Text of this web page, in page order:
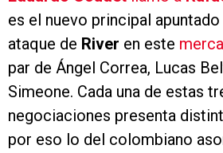
es el nuevo principal
ataque de River en este
par de Ángel Correa, Lucas
Simeone. Cada una de estas
negociaciones presenta
por eso lo del colombiano